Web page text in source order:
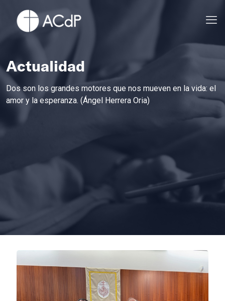
Actualidad
Dos son los grandes motores que nos mueven en la vida: el
amor y la esperanza. (Ángel Herrera Oria)